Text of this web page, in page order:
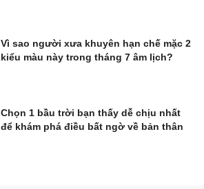
Vì sao người xưa khuyên hạn chế mặc 2
kiểu màu này trong tháng 7 âm lịch?
Chọn 1 bầu trời bạn thấy dễ chịu nhất
để khám phá điều bất ngờ về bản thân